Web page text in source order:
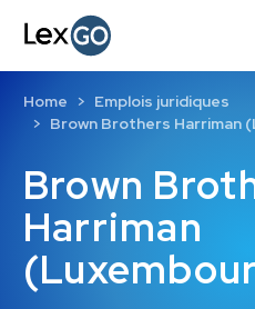
Brown
Harriman
Home
Emplois juridiques
Brown Brothers Harriman